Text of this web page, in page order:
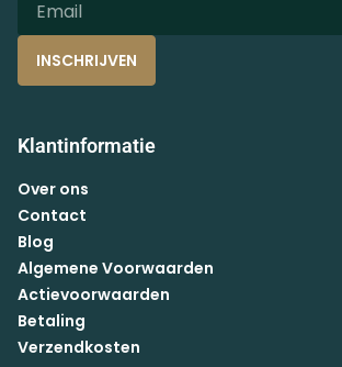
INSCHRIJVEN
Klantinformatie
Over ons
Contact
Blog
Algemene Voorwaarden
Actievoorwaarden
Betaling
Verzendkosten